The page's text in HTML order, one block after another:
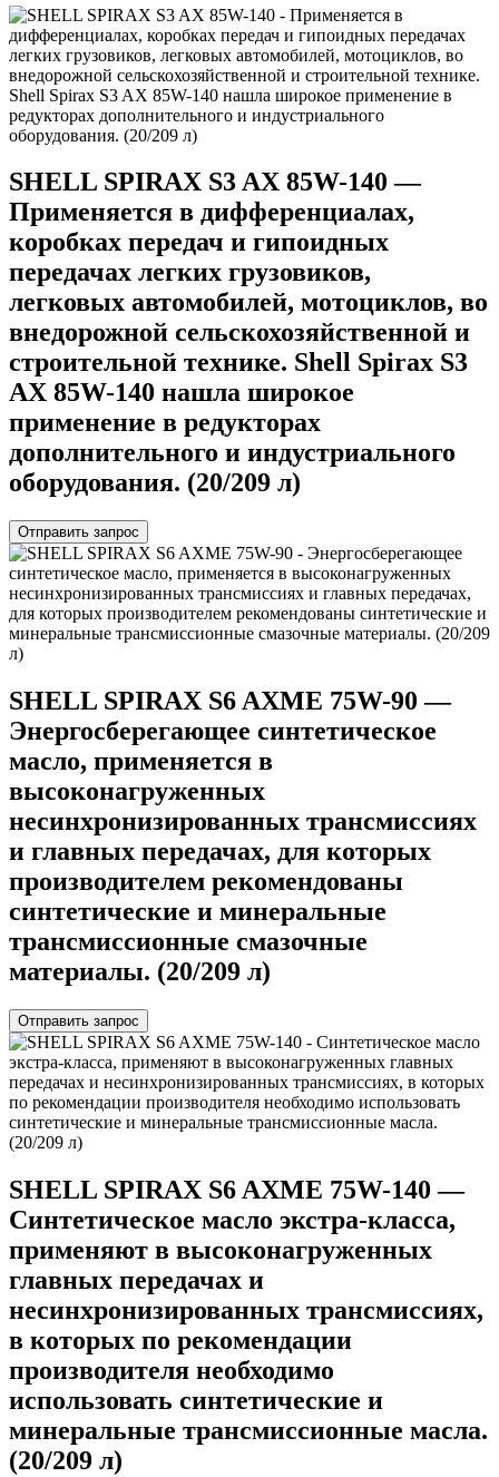
SHELL SPIRAX S3 AX 85W-140 —
Применяется в дифференциалах,
коробках передач и гипоидных
передачах легких грузовиков,
легковых автомобилей, мотоциклов, во
внедорожной сельскохозяйственной и
строительной технике. Shell Spirax S3
AX 85W-140 нашла широкое
применение в редукторах
дополнительного и индустриального
оборудования. (20/209 л)
Отправить запрос
SHELL SPIRAX S6 AXME 75W-90 —
Энергосберегающее синтетическое
масло, применяется в
высоконагруженных
несинхронизированных трансмиссиях
и главных передачах, для которых
производителем рекомендованы
синтетические и минеральные
трансмиссионные смазочные
материалы. (20/209 л)
Отправить запрос
SHELL SPIRAX S6 AXME 75W-140 —
Синтетическое масло экстра-класса,
применяют в высоконагруженных
главных передачах и
несинхронизированных трансмиссиях,
в которых по рекомендации
производителя необходимо
использовать синтетические и
минеральные трансмиссионные масла.
(20/209 л)